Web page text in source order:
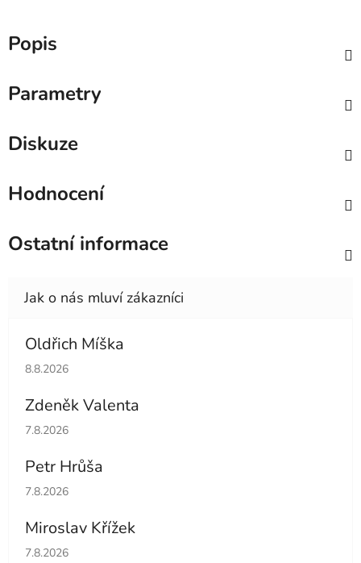
Popis
Parametry
Diskuze
Hodnocení
Ostatní informace
Oldřich Míška
Hodnocení obchodu je 5 z 5 hvězdiček.
8.8.2026
Zdeněk Valenta
Hodnocení obchodu je 5 z 5 hvězdiček.
7.8.2026
Petr Hrůša
Hodnocení obchodu je 5 z 5 hvězdiček.
7.8.2026
Miroslav Křížek
Hodnocení obchodu je 5 z 5 hvězdiček.
7.8.2026